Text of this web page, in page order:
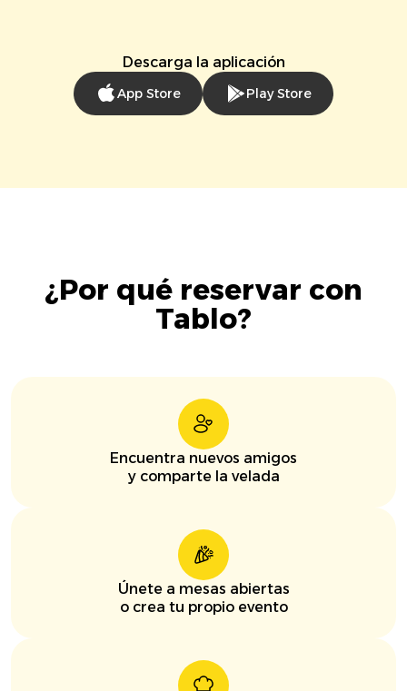
Descarga la aplicación
App Store Play Store
¿Por qué reservar con
Tablo?
Encuentra nuevos amigos
y comparte la velada
Únete a mesas abiertas
o crea tu propio evento